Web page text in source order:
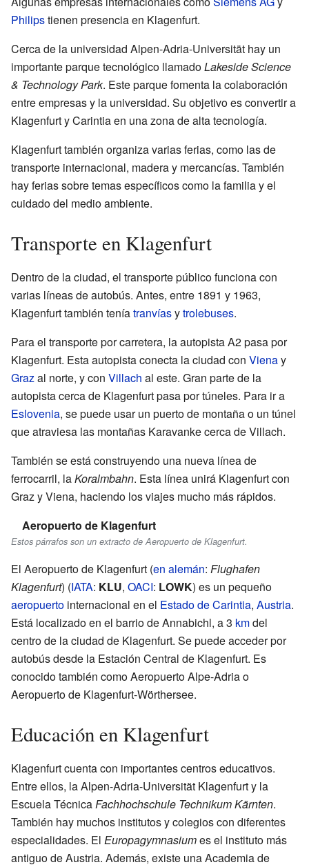
Philipstienen presencia en Klagenfurt.
Cerca de la universidad Alpen-Adria-Universität hay un
importante parque tecnológico llamadoLakeside Science
& Technology Park. Este parque fomenta la colaboración
entre empresas y la universidad. Su objetivo es convertir a
Klagenfurt y Carintia en una zona de alta tecnología.
Klagenfurt también organiza varias ferias, como las de
transporte internacional, madera y mercancías. También
hay ferias sobre temas específicos como la familia y el
cuidado del medio ambiente.
Transporte en Klagenfurt
Dentro de la ciudad, el transporte público funciona con
varias líneas de autobús. Antes, entre 1891 y 1963,
Klagenfurt también teníatranvíasytrolebuses.
Para el transporte por carretera, la autopista A2 pasa por
Klagenfurt. Esta autopista conecta la ciudad con Vienay
Grazal norte, y con Villach al este. Gran parte de la
autopista cerca de Klagenfurt pasa por túneles. Para ir a
Eslovenia, se puede usar un puerto de montaña o un túnel
que atraviesa las montañas Karavanke cerca de Villach.
También se está construyendo una nueva línea de
ferrocarril, laKoralmbahn. Esta línea unirá Klagenfurt con
Graz y Viena, haciendo los viajes mucho más rápidos.
Aeropuerto de Klagenfurt
Estos párrafos son un extracto de Aeropuerto de Klagenfurt.
El Aeropuerto de Klagenfurt (en alemán: Flughafen
Klagenfurt) (IATA: KLU, OACI: LOWK) es un pequeño
aeropuerto internacional en el Estado de Carintia, Austria.
Está localizado en el barrio de Annabichl, a 3 kmdel
centro de la ciudad de Klagenfurt. Se puede acceder por
autobús desde la Estación Central de Klagenfurt. Es
conocido también como Aeropuerto Alpe-Adria o
Aeropuerto de Klagenfurt-Wörthersee.
Educación en Klagenfurt
Klagenfurt cuenta con importantes centros educativos.
Entre ellos, la Alpen-Adria-Universität Klagenfurt y la
Escuela TécnicaFachhochschule Technikum Kärnten.
También hay muchos institutos y colegios con diferentes
especialidades. El Europagymnasiumes el instituto más
antiguo de Austria. Además, existe una Academia de